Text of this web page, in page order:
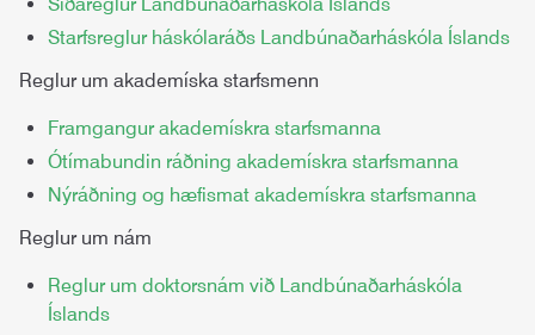
Starfsreglur háskólaráðs Landbúnaðarháskóla Íslands
Reglur um akademíska starfsmenn
Framgangur akademískra starfsmanna
Ótímabundin ráðning akademískra starfsmanna
Nýráðning og hæfismat akademískra starfsmanna
Reglur um nám
Reglur um doktorsnám við Landbúnaðarháskóla
Íslands